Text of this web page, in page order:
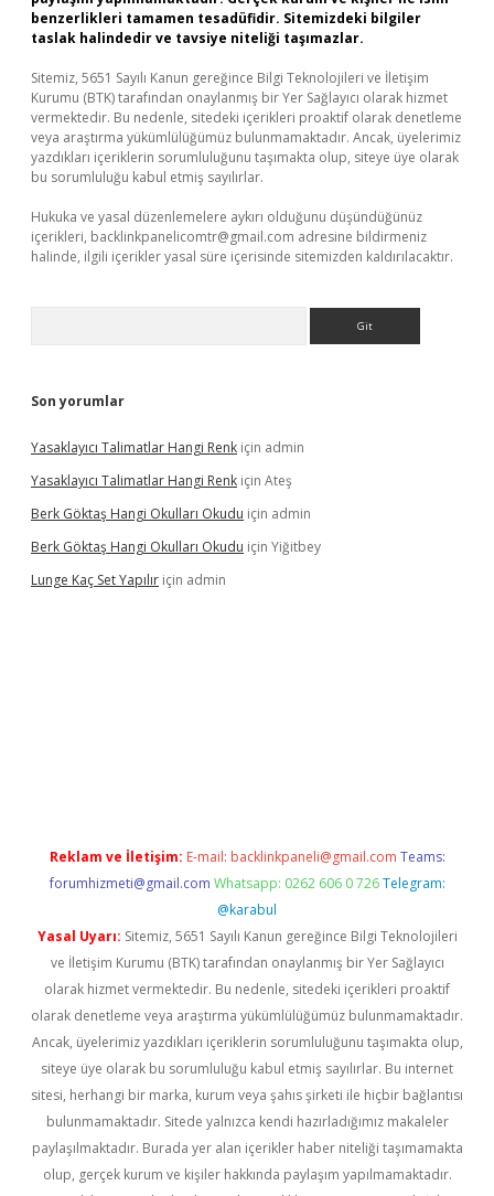
benzerlikleri tamamen tesadüfidir. Sitemizdeki bilgiler
taslak halindedir ve tavsiye niteliği taşımazlar.
Sitemiz, 5651 Sayılı Kanun gereğince Bilgi Teknolojileri ve İletişim
Kurumu (BTK) tarafından onaylanmış bir Yer Sağlayıcı olarak hizmet
vermektedir. Bu nedenle, sitedeki içerikleri proaktif olarak denetleme
veya araştırma yükümlülüğümüz bulunmamaktadır. Ancak, üyelerimiz
yazdıkları içeriklerin sorumluluğunu taşımakta olup, siteye üye olarak
bu sorumluluğu kabul etmiş sayılırlar.
Hukuka ve yasal düzenlemelere aykırı olduğunu düşündüğünüz
içerikleri, backlinkpanelicomtr@gmail.com adresine bildirmeniz
halinde, ilgili içerikler yasal süre içerisinde sitemizden kaldırılacaktır.
Son yorumlar
Yasaklayıcı Talimatlar Hangi Renk için admin
Yasaklayıcı Talimatlar Hangi Renk için Ateş
Berk Göktaş Hangi Okulları Okudu için admin
Berk Göktaş Hangi Okulları Okudu için Yiğitbey
Lunge Kaç Set Yapılır için admin
Reklam ve İletişim: E-mail: backlinkpaneli@gmail.com Teams:
forumhizmeti@gmail.com Whatsapp: 0262 606 0 726 Telegram:
@karabul
Yasal Uyarı: Sitemiz, 5651 Sayılı Kanun gereğince Bilgi Teknolojileri
ve İletişim Kurumu (BTK) tarafından onaylanmış bir Yer Sağlayıcı
olarak hizmet vermektedir. Bu nedenle, sitedeki içerikleri proaktif
olarak denetleme veya araştırma yükümlülüğümüz bulunmamaktadır.
Ancak, üyelerimiz yazdıkları içeriklerin sorumluluğunu taşımakta olup,
siteye üye olarak bu sorumluluğu kabul etmiş sayılırlar. Bu internet
sitesi, herhangi bir marka, kurum veya şahıs şirketi ile hiçbir bağlantısı
bulunmamaktadır. Sitede yalnızca kendi hazırladığımız makaleler
paylaşılmaktadır. Burada yer alan içerikler haber niteliği taşımamakta
olup, gerçek kurum ve kişiler hakkında paylaşım yapılmamaktadır.